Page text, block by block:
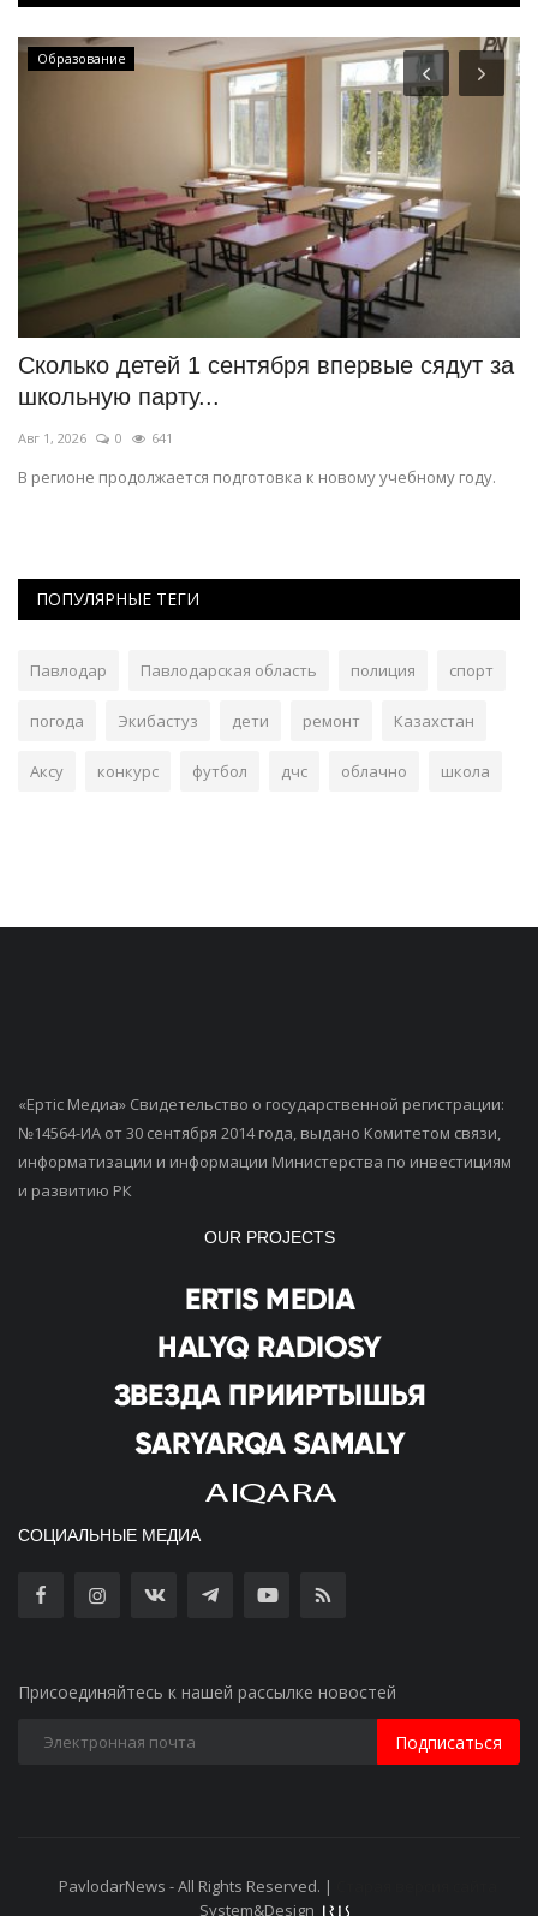
Образование
Сколько детей 1 сентября впервые сядут за
школьную парту...
Авг 1, 2026 0 641
В регионе продолжается подготовка к новому учебному году.
ПОПУЛЯРНЫЕ ТЕГИ
Павлодар Павлодарская область полиция спорт
погода Экибастуз дети ремонт Казахстан
Аксу конкурс футбол дчс облачно школа
«Ертiс Медиа» Свидетельство о государственной регистрации:
№14564-ИА от 30 сентября 2014 года, выдано Комитетом связи,
информатизации и информации Министерства по инвестициям
и развитию РК
OUR PROJECTS
СОЦИАЛЬНЫЕ МЕДИА
Присоединяйтесь к нашей рассылке новостей
Подписаться
PavlodarNews - All Rights Reserved. |
System&Design